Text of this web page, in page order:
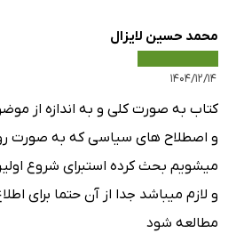
52: فدرالیسم
53: خودمختاری
54: حکومت محلی
55: محل های استقرار حکومت
56: تفکیک قوا
57: سافریج
58: سیستم حزبی
محمد حسین لایزال
۱۴۰۴/۱۲/۱۴
کتاب به صورت کلی و به اندازه از
و اصطلاح های سیاسی که به صورت
میشویم بحث کرده استبرای شروع
و لازم میباشد جدا از آن حتما برای
مطالعه شود